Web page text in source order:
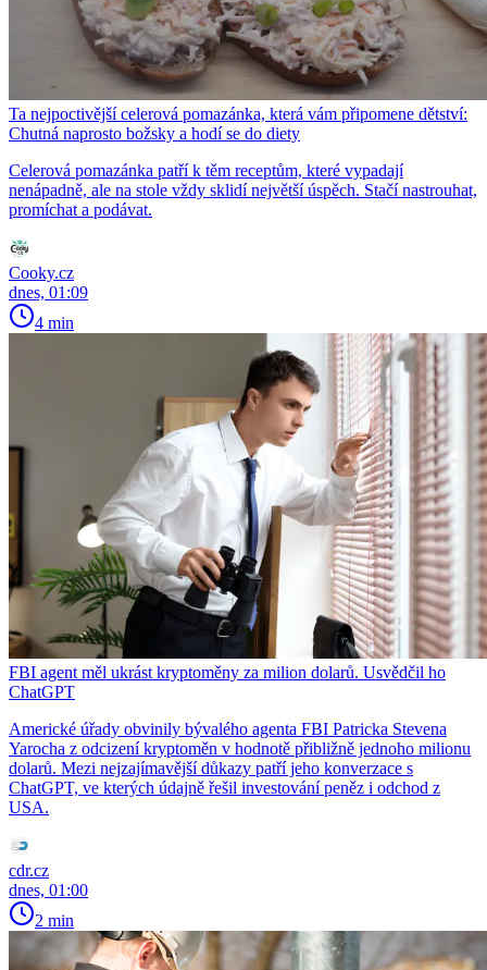
Ta nejpoctivější celerová pomazánka, která vám připomene dětství:
Chutná naprosto božsky a hodí se do diety
Celerová pomazánka patří k těm receptům, které vypadají
nenápadně, ale na stole vždy sklidí největší úspěch. Stačí nastrouhat,
promíchat a podávat.
Cooky.cz
dnes, 01:09
4 min
FBI agent měl ukrást kryptoměny za milion dolarů. Usvědčil ho
ChatGPT
Americké úřady obvinily bývalého agenta FBI Patricka Stevena
Yarocha z odcizení kryptoměn v hodnotě přibližně jednoho milionu
dolarů. Mezi nejzajímavější důkazy patří jeho konverzace s
ChatGPT, ve kterých údajně řešil investování peněz i odchod z
USA.
cdr.cz
dnes, 01:00
2 min